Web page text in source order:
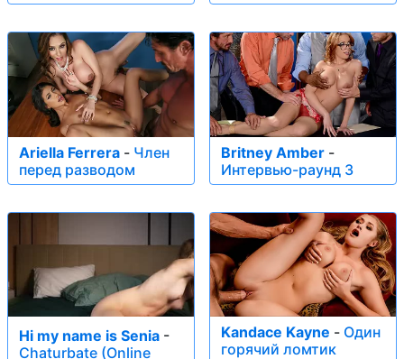
Ariella Ferrera - Член
перед разводом
Britney Amber -
Интервью-раунд 3
Hi my name is Senia -
Chaturbate (Online
Kandace Kayne - Один
горячий ломтик